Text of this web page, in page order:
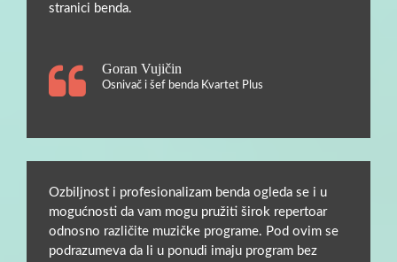
stranici benda.
Goran Vujičin
Osnivač i šef benda Kvartet Plus
Ozbiljnost i profesionalizam benda ogleda se i u
mogućnosti da vam mogu pružiti širok repertoar
odnosno različite muzičke programe. Pod ovim se
podrazumeva da li u ponudi imaju program bez